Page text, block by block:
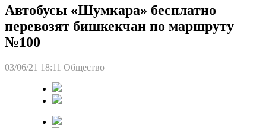
Автобусы «Шумкара» бесплатно
перевозят бишкекчан по маршруту
№100
03/06/21 18:11 Общество